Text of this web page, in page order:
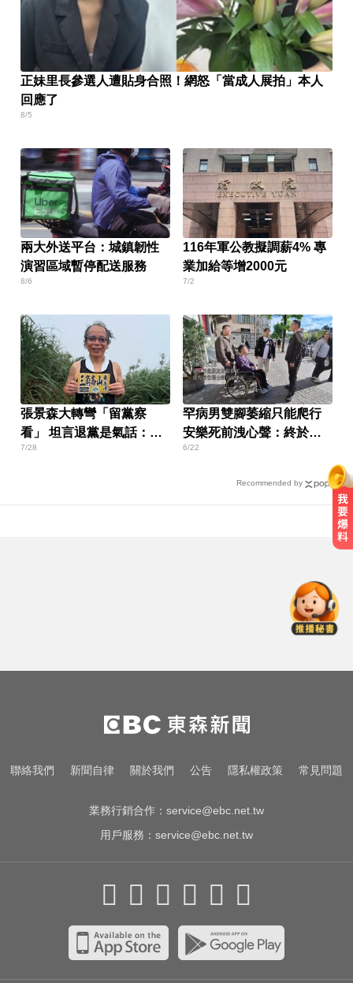
正妹里長參選人遭貼身合照！網怒「當成人展拍」本人
回應了
8/5
兩大外送平台：城鎮韌性
演習區域暫停配送服務
8/6
116年軍公教擬調薪4% 專
業加給等增2000元
7/2
張景森大轉彎「留黨察
看」 坦言退黨是氣話：當
民進黨烏鴉
7/28
罕病男雙腳萎縮只能爬行
安樂死前洩心聲：終於看
到盡頭
6/22
Recommended by
堂喊：你殺青了
南部今演習不降速！今早10點手機
狂響 違者最高罰15萬
資深歌手「小秦漢」張海漢辭世享
聯絡我們 新聞自律 關於我們 公告 隱私權政策 常見問題
業務行銷合作： service@ebc.net.tw
用戶服務： service@ebc.net.tw